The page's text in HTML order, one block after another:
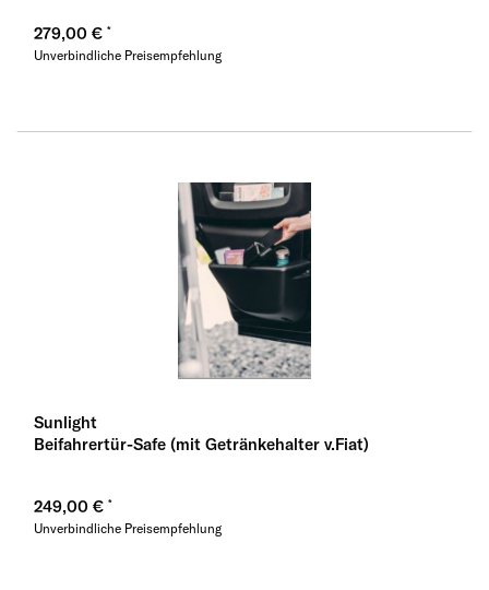
279,00 €
Unverbindliche Preisempfehlung
Sunlight
Beifahrertür-Safe (mit Getränkehalter v.Fiat)
249,00 €
Unverbindliche Preisempfehlung